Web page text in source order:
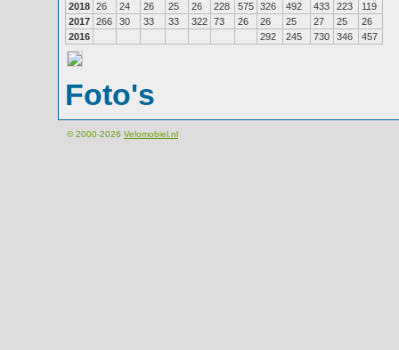
2018 26 24 26 25 26 228 575 326 492 433 223
119
2017 266 30 33 33 322 73 26 26 25 27 25
26
2016
292 245 730 346 457
Foto's
© 2000-2026 Velomobiel.nl